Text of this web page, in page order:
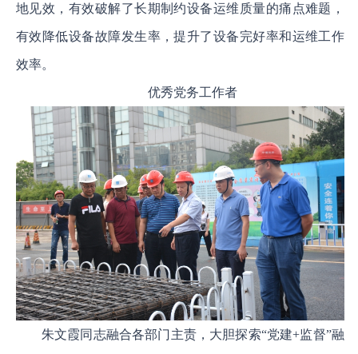
地见效，有效破解了长期制约设备运维质量的痛点难题，
有效降低设备故障发生率，提升了设备完好率和运维工作
效率。
优秀党务工作者
朱文霞同志融合各部门主责，大胆探索“党建+监督”融